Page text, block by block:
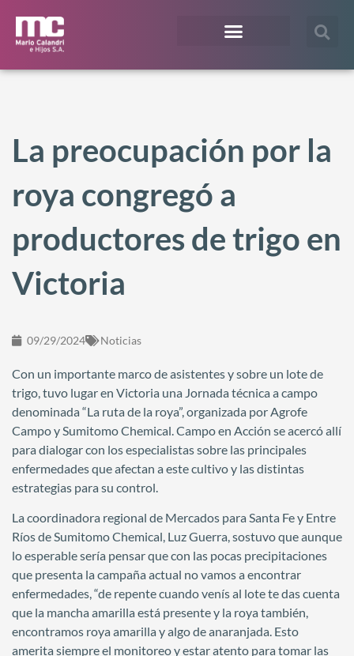
La preocupación por la
roya congregó a
productores de trigo en
Victoria
09/29/2024 Noticias
Con un importante marco de asistentes y sobre un lote de
trigo, tuvo lugar en Victoria una Jornada técnica a campo
denominada “La ruta de la roya”, organizada por Agrofe
Campo y Sumitomo Chemical. Campo en Acción se acercó allí
para dialogar con los especialistas sobre las principales
enfermedades que afectan a este cultivo y las distintas
estrategias para su control.
La coordinadora regional de Mercados para Santa Fe y Entre
Ríos de Sumitomo Chemical, Luz Guerra, sostuvo que aunque
lo esperable sería pensar que con las pocas precipitaciones
que presenta la campaña actual no vamos a encontrar
enfermedades, “de repente cuando venís al lote te das cuenta
que la mancha amarilla está presente y la roya también,
encontramos roya amarilla y algo de anaranjada. Esto
amerita siempre el monitoreo y estar atento para tomar las